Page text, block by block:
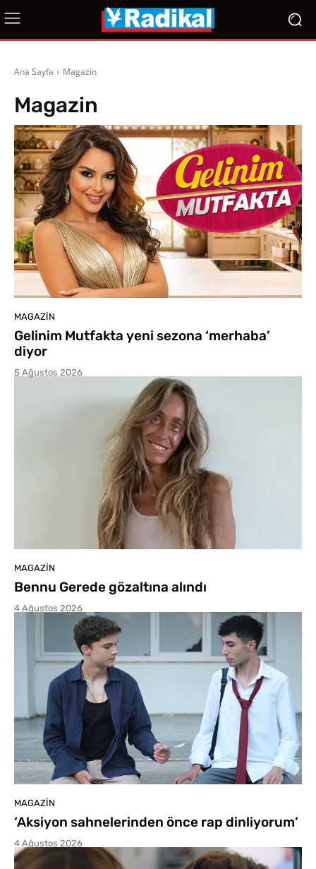
Ana Sayfa Magazin
Magazin
MAGAZIN
Gelinim Mutfakta yeni sezona ‘merhaba’
diyor
5 Ağustos 2026
MAGAZIN
Bennu Gerede gözaltına alındı
4 Ağustos 2026
MAGAZIN
‘Aksiyon sahnelerinden önce rap dinliyorum’
4 Ağustos 2026